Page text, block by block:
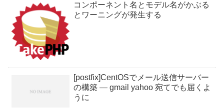
コンポーネント名とモデル名がかぶる
とワーニングが発生する
[postfix]CentOSでメール送信サーバー
の構築 — gmail yahoo 宛てでも届くよ
うに